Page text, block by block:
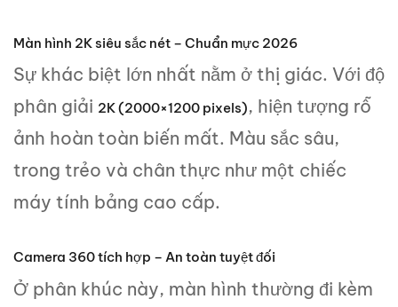
Màn hình 2K siêu sắc nét – Chuẩn mực 2026
Sự khác biệt lớn nhất nằm ở thị giác. Với độ
phân giải 2K (2000×1200 pixels), hiện tượng rỗ
ảnh hoàn toàn biến mất. Màu sắc sâu,
trong trẻo và chân thực như một chiếc
máy tính bảng cao cấp.
Camera 360 tích hợp – An toàn tuyệt đối
Ở phân khúc này, màn hình thường đi kèm